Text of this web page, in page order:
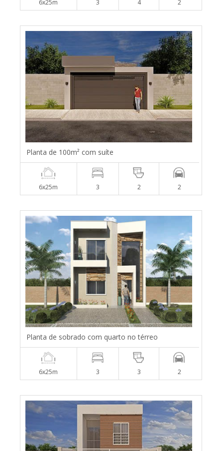
6x25m 3 4 2
Planta de 100m² com suíte
6x25m 3 2 2
Planta de sobrado com quarto no térreo
6x25m 3 3 2